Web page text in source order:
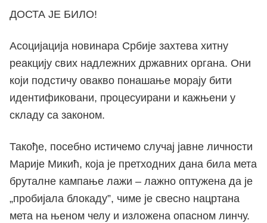
ДОСТА ЈЕ БИЛО!
Асоцијација новинара Србије захтева хитну
реакцију свих надлежних државних органа. Они
који подстичу овакво понашање морају бити
идентификовани, процесуирани и кажњени у
складу са законом.
Такође, посебно истичемо случај јавне личности
Марије Микић, која је претходних дана била мета
бруталне кампање лажи – лажно оптужена да је
„пробијала блокаду”, чиме је свесно нацртана
мета на њеном челу и изложена опасном линчу.